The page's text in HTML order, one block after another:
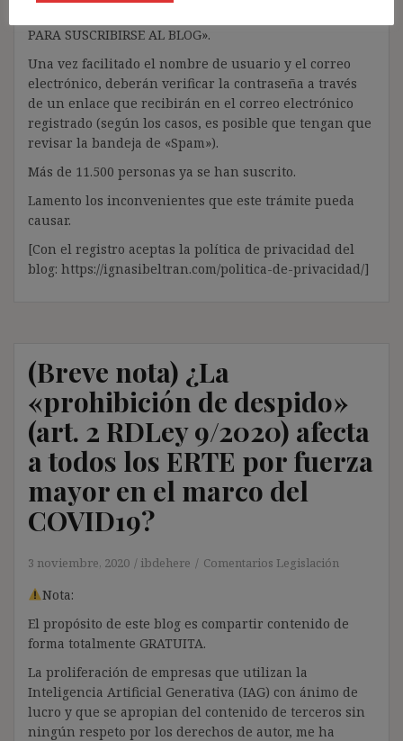
PARA SUSCRIBIRSE AL BLOG».
Una vez facilitado el nombre de usuario y el correo
electrónico, deberán verificar la contraseña a través
de un enlace que recibirán en el correo electrónico
registrado (según los casos, es posible que tengan que
revisar la bandeja de «Spam»).
Más de 11.500 personas ya se han suscrito.
Lamento los inconvenientes que este trámite pueda
causar.
[Con el registro aceptas la política de privacidad del
blog: https://ignasibeltran.com/politica-de-privacidad/]
(Breve nota) ¿La
«prohibición de despido»
(art. 2 RDLey 9/2020) afecta
a todos los ERTE por fuerza
mayor en el marco del
COVID19?
3 noviembre, 2020 ibdehere Comentarios Legislación
Nota:
El propósito de este blog es compartir contenido de
forma totalmente GRATUITA.
La proliferación de empresas que utilizan la
Inteligencia Artificial Generativa (IAG) con ánimo de
lucro y que se apropian del contenido de terceros sin
ningún respeto por los derechos de autor, me ha